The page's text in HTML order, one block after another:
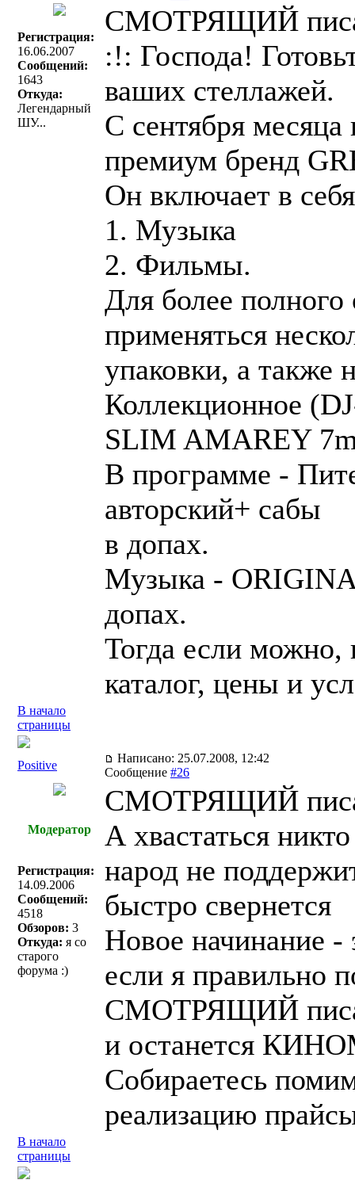
Регистрация:
16.06.2007
Сообщений:
1643
Откуда:
Легендарный
ШУ...
СМОТРЯЩИЙ
:!: Господа!
ваших стеллажей.
С сентября
премиум бренд
Он включает в
1. Музыка
2. Фильмы.
Для более полного
применяться
упаковки, а также
Коллекционное
SLIM AMAREY
В программе -
авторский+ сабы
в допах.
Музыка -
допах.
Тогда если можно,
каталог, цены и
В начало
страницы
Positive
Написано: 25.07.2008, 12:42
Сообщение #26
Модератор
Регистрация:
14.09.2006
Сообщений:
4518
Обзоров: 3
Откуда: я со
старого
форума :)
СМОТРЯЩИЙ
А хвастаться
народ не
быстро свернется
Новое начинание -
если я правильно
СМОТРЯЩИЙ
и останется
Собираетесь
реализацию
В начало
страницы